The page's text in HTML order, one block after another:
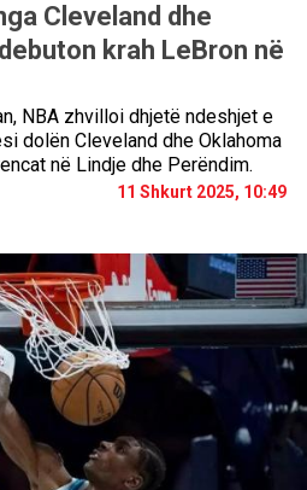
Cleveland dhe
krah LeBron në
NBA zhvilloi dhjetë ndeshjet e
dolën Cleveland dhe Oklahoma
në Lindje dhe Perëndim.
11 Shkurt 2025, 10:49